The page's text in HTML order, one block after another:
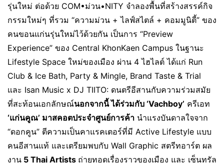
รุ่นใหม่ ต่อด้วย COM•ม่วน•NITY จำลองพื้นที่สร้างสรรค์กิจ
กรรมใหม่ๆ ที่รวม “ความม่วน + ไลฟ์สไตล์ + คอมมูนิตี้” ของ
คนขอนแก่นรุ่นใหม่ไว้ด้วยกัน เป็นการ “Preview
Experience” ของ Central KhonKaen Campus ในฐานะ
Lifestyle Space ใหม่ของเมือง ผ่าน 4 ไฮไลต์ ได้แก่ Run
Club & Ice Bath, Party & Mingle, Brand Taste & Trial
และ Isan Music x DJ TIITO: ดนตรีอีสานกับความร่วมสมัย
ที่สะท้อนเอกลักษณ์นอกจากนี้ ได้ร่วมกับ ‘Vachboy’ ครีเอท
‘แก่นคูณ’ มาสคอตประจำศูนย์การค้า นำแรงบันดาลใจจาก
“ดอกคูน” ตีความเป็นคาแรคเตอร์ที่มี Active Lifestyle แบบ
คนอีสานแท้ และเตรียมพบกับ Wall Graphic สตรีทอาร์ต ผล
งาน 5 Thai Artists ถ่ายทอดเรื่องราวของเมือง และ เซ็นทรัล